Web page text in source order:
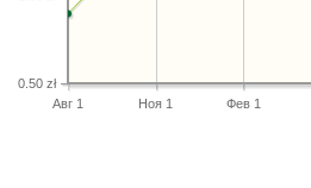
Авг 1 Ноя 1 Фев 1
0.50 zł